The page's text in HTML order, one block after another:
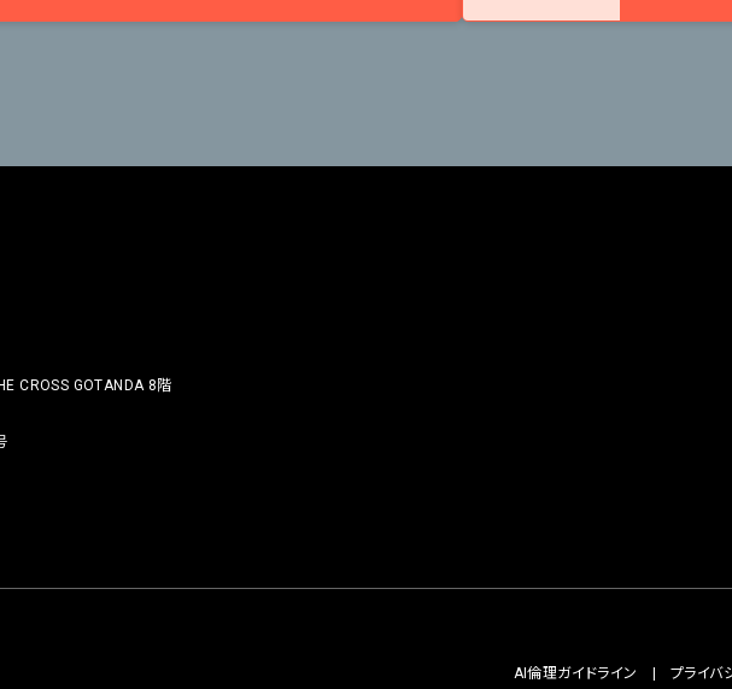
CROSS GOTANDA 8階
AI倫理ガイドライン プライバ